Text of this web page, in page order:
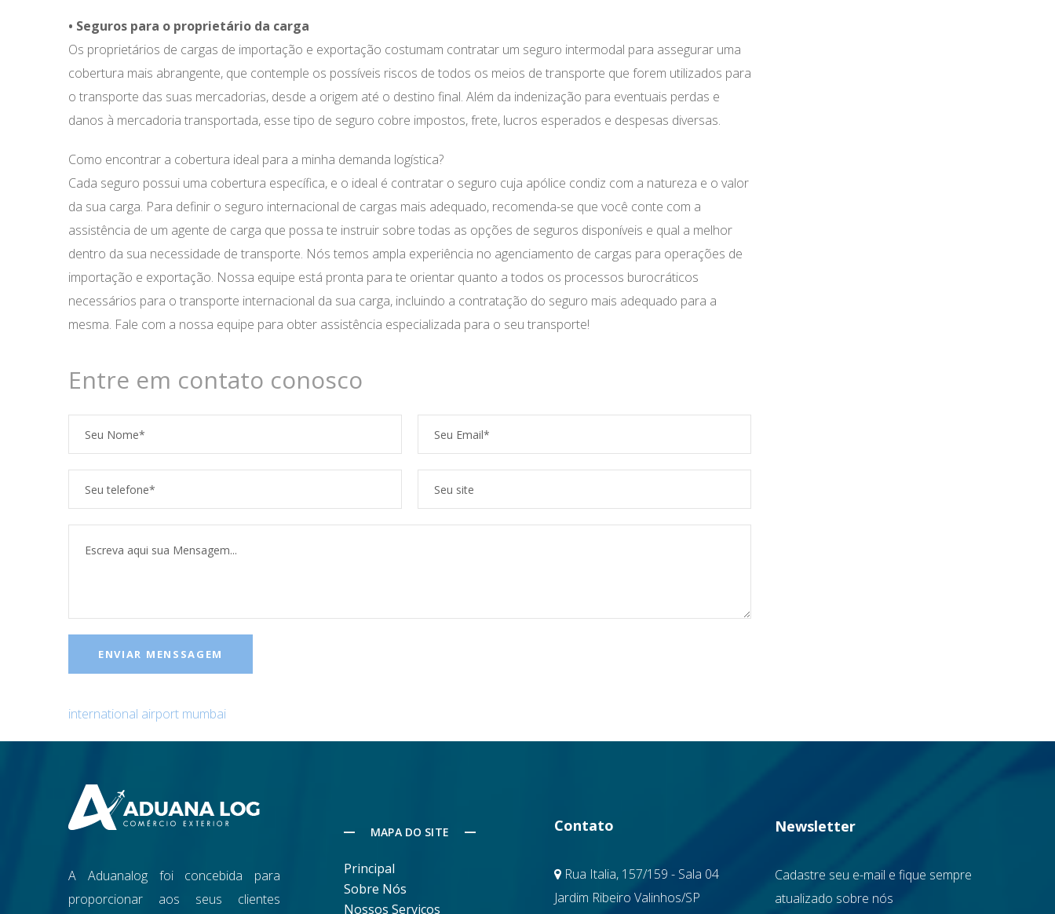
• Seguros para o proprietário da carga
Os proprietários de cargas de importação e exportação costumam contratar um seguro intermodal para assegurar uma
cobertura mais abrangente, que contemple os possíveis riscos de todos os meios de transporte que forem utilizados para
o transporte das suas mercadorias, desde a origem até o destino final. Além da indenização para eventuais perdas e
danos à mercadoria transportada, esse tipo de seguro cobre impostos, frete, lucros esperados e despesas diversas.
Como encontrar a cobertura ideal para a minha demanda logística?
Cada seguro possui uma cobertura específica, e o ideal é contratar o seguro cuja apólice condiz com a natureza e o valor
da sua carga. Para definir o seguro internacional de cargas mais adequado, recomenda-se que você conte com a
assistência de um agente de carga que possa te instruir sobre todas as opções de seguros disponíveis e qual a melhor
dentro da sua necessidade de transporte. Nós temos ampla experiência no agenciamento de cargas para operações de
importação e exportação. Nossa equipe está pronta para te orientar quanto a todos os processos burocráticos
necessários para o transporte internacional da sua carga, incluindo a contratação do seguro mais adequado para a
mesma. Fale com a nossa equipe para obter assistência especializada para o seu transporte!
Entre em contato conosco
international airport mumbai
A Aduanalog foi concebida para
proporcionar aos seus clientes
MAPA DO SITE
Principal
Sobre Nós
Nossos Serviços
Contato
Rua Italia, 157/159 - Sala 04
Jardim Ribeiro Valinhos/SP
Newsletter
Cadastre seu e-mail e fique sempre
atualizado sobre nós